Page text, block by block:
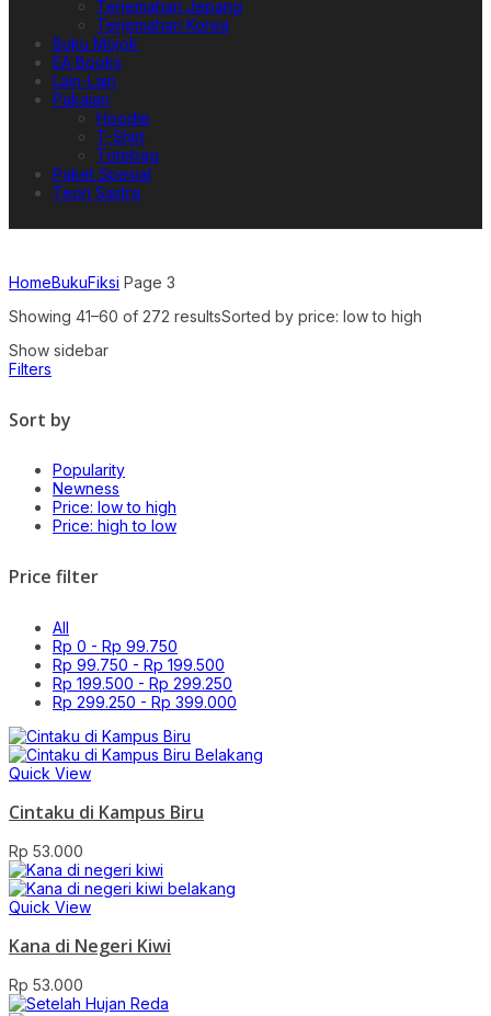
Terjemahan Jepang
Terjemahan Korea
Buku Mojok
EA Books
Lain-Lain
Pakaian
Hoodie
T-Shirt
Totebag
Paket Spesial
Teori Sastra
HomeBukuFiksi Page 3
Showing 41–60 of 272 resultsSorted by price: low to high
Show sidebar
Filters
Sort by
Popularity
Newness
Price: low to high
Price: high to low
Price filter
All
Rp 0 - Rp 99.750
Rp 99.750 - Rp 199.500
Rp 199.500 - Rp 299.250
Rp 299.250 - Rp 399.000
Quick View
Cintaku di Kampus Biru
Rp 53.000
Quick View
Kana di Negeri Kiwi
Rp 53.000